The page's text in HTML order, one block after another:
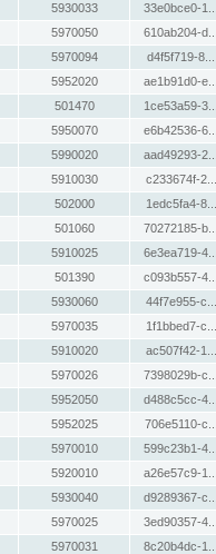
5930033 33e0bce0-1...
5970050 610ab204-d...
5970094 d4f5f719-8...
5952020 ae1b91d0-e...
501470 1ce53a59-3...
5950070 e6b42536-6...
5990020 aad49293-2...
5910030 c233674f-2...
502000 1edc5fa4-8...
501060 70272185-b...
5910025 6e3ea719-4...
501390 c093b557-4...
5930060 44f7e955-c...
5970035 1f1bbed7-c...
5910020 ac507f42-1...
5970026 7398029b-c...
5952050 d488c5cc-4...
5952025 706e5110-c...
5970010 599c23b1-4...
5920010 a26e57c9-1...
5930040 d9289367-c...
5970025 3ed90357-4...
5970031 8c20b4dc-1...